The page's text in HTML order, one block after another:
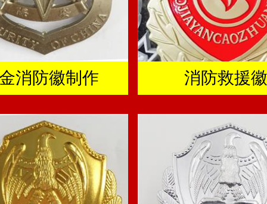
消防徽制作 消防救援徽